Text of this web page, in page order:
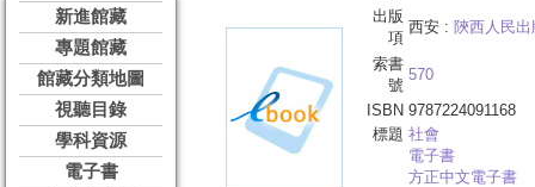
新進館藏
專題館藏
館藏分類地圖
視聽目錄
學科資源
電子書
出版
項
西安 : 陝西人民出
索書
號
570
ISBN 9787224091168
標題 社會
電子書
方正中文電子書